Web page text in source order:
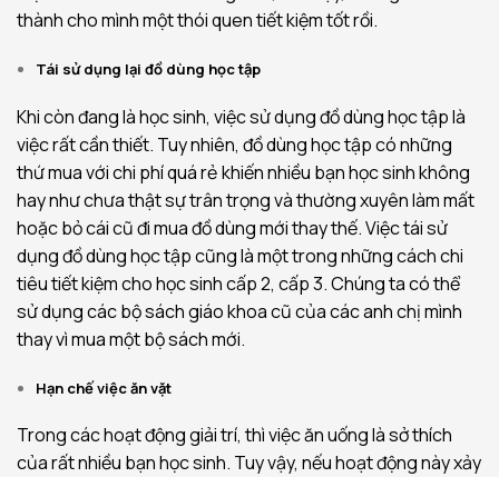
thành cho mình một thói quen tiết kiệm tốt rồi.
Tái sử dụng lại đồ dùng học tập
Khi còn đang là học sinh, việc sử dụng đồ dùng học tập là
việc rất cần thiết. Tuy nhiên, đồ dùng học tập có những
thứ mua với chi phí quá rẻ khiến nhiều bạn học sinh không
hay như chưa thật sự trân trọng và thường xuyên làm mất
hoặc bỏ cái cũ đi mua đồ dùng mới thay thế. Việc tái sử
dụng đồ dùng học tập cũng là một trong những cách chi
tiêu tiết kiệm cho học sinh cấp 2, cấp 3. Chúng ta có thể
sử dụng các bộ sách giáo khoa cũ của các anh chị mình
thay vì mua một bộ sách mới.
Hạn chế việc ăn vặt
Trong các hoạt động giải trí, thì việc ăn uống là sở thích
của rất nhiều bạn học sinh. Tuy vậy, nếu hoạt động này xảy